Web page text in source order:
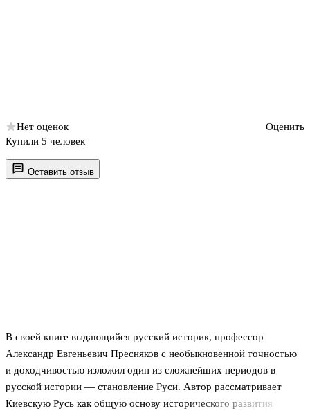
Оставить отзыв
В своей книге выдающийся русский историк, профессор
Александр Евгеньевич Пресняков с необыкновенной точностью
и доходчивостью изложил один из сложнейших периодов в
русской истории — становление Руси. Автор рассматривает
Киевскую Русь как общую основу исторического развития
Нет оценок
Оценить
Купили 5 человек